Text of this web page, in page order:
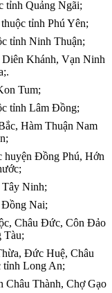
tỉnh Quảng Ngãi;
tỉnh Phú Yên;
tỉnh Ninh Thuận;
Khánh, Vạn Ninh
Tum;
tỉnh Lâm Đồng;
Hàm Thuận Nam
huyện Đồng Phú, Hớn
Tây Ninh;
Đồng Nai;
Châu Đức, Côn Đảo
Tàu;
Đức Huệ, Châu
tỉnh Long An;
Châu Thành, Chợ Gạo